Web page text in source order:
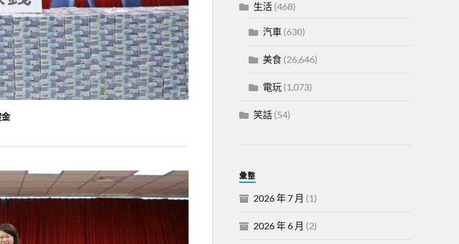
生活(468)
汽車(630)
美食(26,646)
電玩(1,073)
笑話(54)
彙整
2026 年 7 月 (1)
2026 年 6 月 (2)